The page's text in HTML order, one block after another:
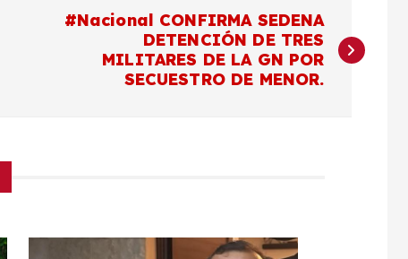
#Nacional CONFIRMA SEDENA
DETENCIÓN DE TRES
MILITARES DE LA GN POR
SECUESTRO DE MENOR.